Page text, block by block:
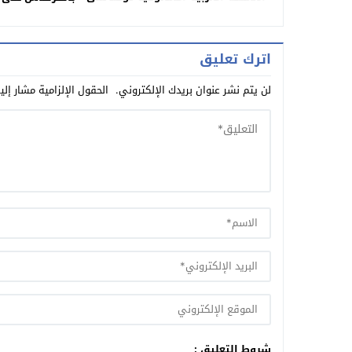
ضرب
اترك تعليق
لن يتم نشر عنوان بريدك الإلكتروني. الحقول الإلزامية مشار